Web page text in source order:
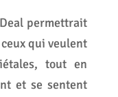
permettrait
qui veulent
tout en
et se sentent